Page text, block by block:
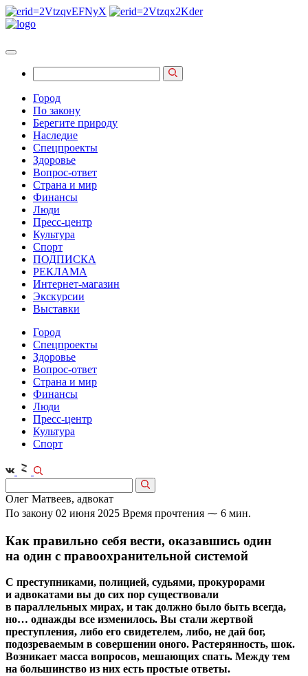
Город
По закону
Берегите природу
Наследие
Спецпроекты
Здоровье
Вопрос-ответ
Страна и мир
Финансы
Люди
Пресс-центр
Культура
Спорт
ПОДПИСКА
РЕКЛАМА
Интернет-магазин
Экскурсии
Выставки
Город
Спецпроекты
Здоровье
Вопрос-ответ
Страна и мир
Финансы
Люди
Пресс-центр
Культура
Спорт
Олег Матвеев, адвокат
По закону 02 июня 2025 Время прочтения ⁓ 6 мин.
Как правильно себя вести, оказавшись один
на один с правоохранительной системой
С преступниками, полицией, судьями, прокурорами
и адвокатами вы до сих пор существовали
в параллельных мирах, и так должно было быть всегда,
но… однажды все изменилось. Вы стали жертвой
преступления, либо его свидетелем, либо, не дай бог,
подозреваемым в совершении оного. Растерянность, шок.
Возникает масса вопросов, мешающих спать. Между тем
на большинство из них есть простые ответы.